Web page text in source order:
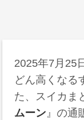
2025年7月25
どん高くなる
た、スイカま
ムーン』の通